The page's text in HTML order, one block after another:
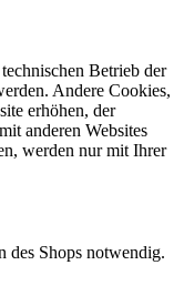
Betrieb der
Andere Cookies,
erhöhen, der
anderen Websites
werden nur mit Ihrer
des Shops notwendig.